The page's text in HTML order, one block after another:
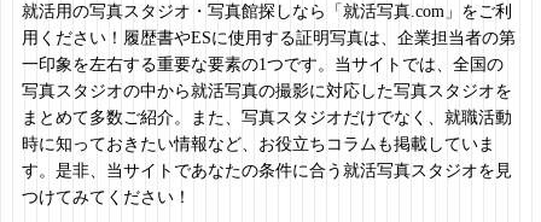
就活用の写真スタジオ・写真館探しなら「就活写真.com」をご利
用ください！履歴書やESに使用する証明写真は、企業担当者の第
一印象を左右する重要な要素の1つです。当サイトでは、全国の
写真スタジオの中から就活写真の撮影に対応した写真スタジオを
まとめて多数ご紹介。また、写真スタジオだけでなく、就職活動
時に知っておきたい情報など、お役立ちコラムも掲載していま
す。是非、当サイトであなたの条件に合う就活写真スタジオを見
つけてみてください！